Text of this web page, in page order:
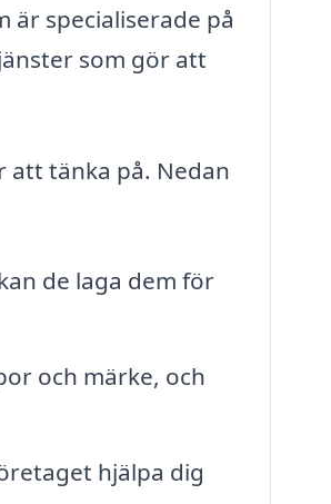
är specialiserade på
som gör att
tänka på. Nedan
de laga dem för
och märke, och
hjälpa dig